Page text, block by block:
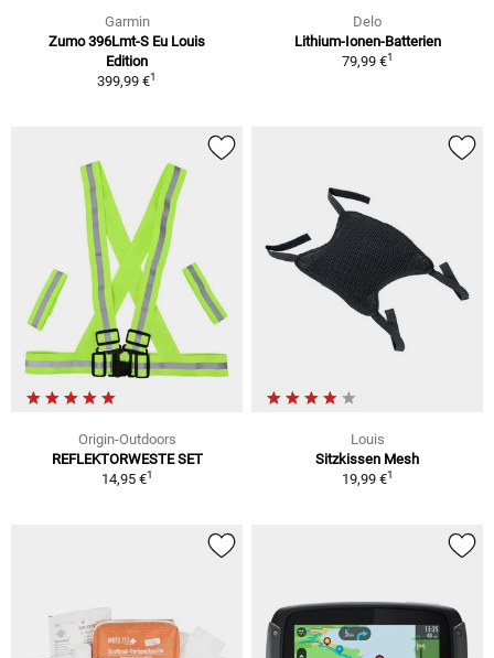
Garmin
Zumo 396Lmt-S Eu Louis
Edition
399,99 €1
Delo
Lithium-Ionen-Batterien
79,99 €1
Origin-Outdoors
REFLEKTORWESTE SET
14,95 €1
Louis
Sitzkissen Mesh
19,99 €1